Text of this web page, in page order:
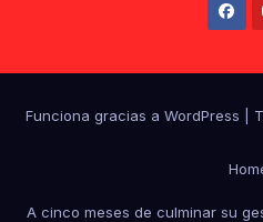
Funciona gracias a WordPress
A cinco meses de culminar su